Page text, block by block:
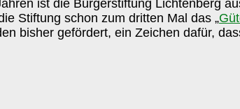
ist die Bürgerstiftung Lichtenberg
Stiftung schon zum dritten Mal das „
bisher gefördert, ein Zeichen dafür,